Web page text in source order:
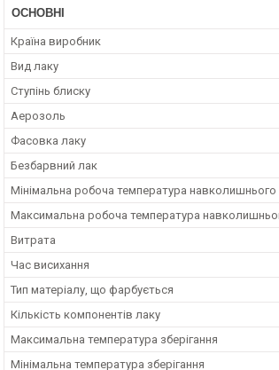
ОСНОВНІ
Країна виробник
Вид лаку
Ступінь блиску
Аерозоль
Фасовка лаку
Безбарвний лак
Мінімальна робоча температура
Максимальна робоча температура
Витрата
Час висихання
Тип матеріалу, що фарбується
Кількість компонентів лаку
Максимальна температура зберігання
Мінімальна температура зберігання